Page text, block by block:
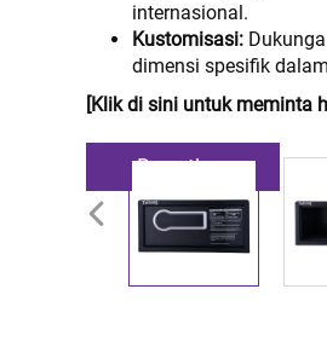
internasional.
Kustomisasi:
dimensi spesifik
[Klik di sini untuk meminta
Dapatkan
Penawaran Harga